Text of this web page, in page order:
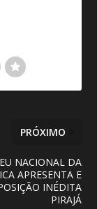
PRÓXIMO
NACIONAL DA
APRESENTA E
INÉDITA
PIRAJÁ